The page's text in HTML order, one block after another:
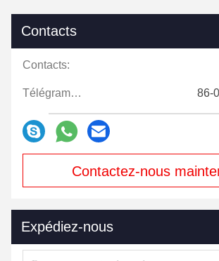
Contacts
Contacts:
Télégramme: 86-
Contactez-nous
Expédiez-nous